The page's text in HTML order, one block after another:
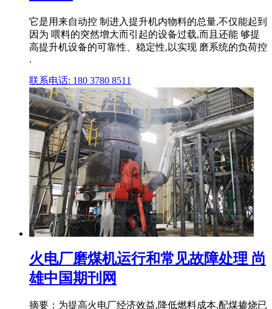
它是用来自动控 制进入提升机内物料的总量,不仅能起到
因为 喂料的突然增大而引起的设备过载,而且还能 够提
高提升机设备的可靠性、稳定性,以实现 磨系统的负荷控
.
联系电话: 180 3780 8511
火电厂磨煤机运行和常见故障处理 尚
雄中国期刊网
摘要：为提高火电厂经济效益,降低燃料成本,配煤掺烧已